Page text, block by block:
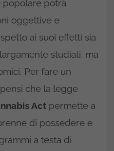
popolare potrà
oggettive e
ai suoi effetti sia
studiati, ma
Per fare un
che la legge
Act permette a
di possedere e
a testa di